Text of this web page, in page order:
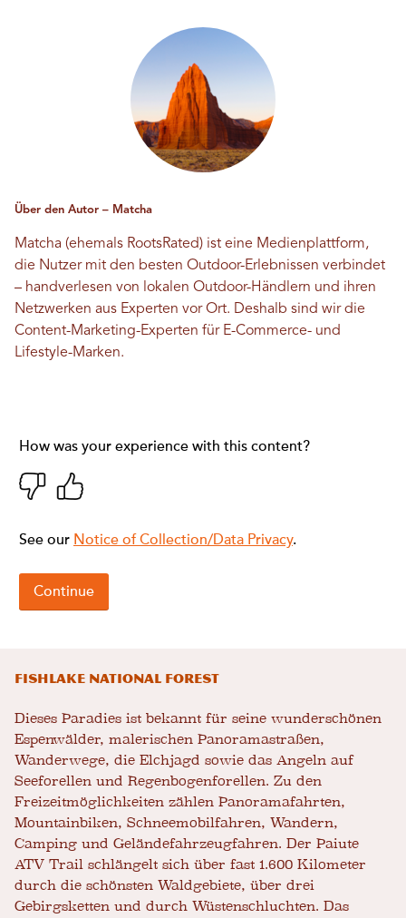
Über den Autor – Matcha
Matcha (ehemals RootsRated) ist eine Medienplattform,
die Nutzer mit den besten Outdoor-Erlebnissen verbindet
– handverlesen von lokalen Outdoor-Händlern und ihren
Netzwerken aus Experten vor Ort. Deshalb sind wir die
Content-Marketing-Experten für E-Commerce- und
Lifestyle-Marken.
Fishlake National Forest
Dieses Paradies ist bekannt für seine wunderschönen
Espenwälder, malerischen Panoramastraßen,
Wanderwege, die Elchjagd sowie das Angeln auf
Seeforellen und Regenbogenforellen. Zu den
Freizeitmöglichkeiten zählen Panoramafahrten,
Mountainbiken, Schneemobilfahren, Wandern,
Camping und Geländefahrzeugfahren. Der Paiute
ATV Trail schlängelt sich über fast 1.600 Kilometer
durch die schönsten Waldgebiete, über drei
Gebirgsketten und durch Wüstenschluchten. Das